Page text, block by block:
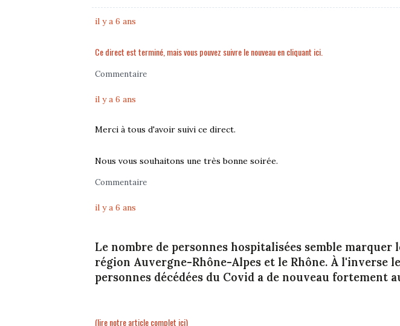
il y a 6 ans
Ce direct est terminé, mais vous pouvez suivre le nouveau en cliquant ici.
Commentaire
il y a 6 ans
Merci à tous d'avoir suivi ce direct.
Nous vous souhaitons une très bonne soirée.
Commentaire
il y a 6 ans
Le nombre de personnes hospitalisées semble marquer
région Auvergne-Rhône-Alpes et le Rhône. À l'inverse
personnes décédées du Covid a de nouveau fortement
(lire notre article complet ici)